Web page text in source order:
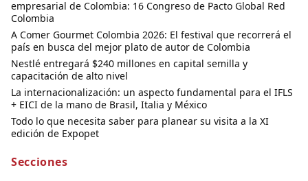
empresarial de Colombia: 16 Congreso de Pacto Global Red
Colombia
A Comer Gourmet Colombia 2026: El festival que recorrerá el
país en busca del mejor plato de autor de Colombia
Nestlé entregará $240 millones en capital semilla y
capacitación de alto nivel
La internacionalización: un aspecto fundamental para el IFLS
+ EICI de la mano de Brasil, Italia y México
Todo lo que necesita saber para planear su visita a la XI
edición de Expopet
Secciones